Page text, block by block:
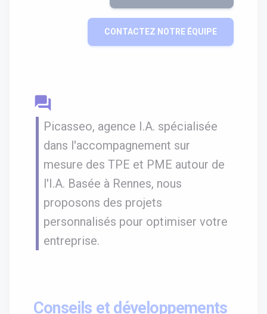
CONTACTEZ NOTRE ÉQUIPE
question_answer
Picasseo, agence I.A. spécialisée
dans l'accompagnement sur
mesure des TPE et PME autour de
l'I.A. Basée à Rennes, nous
proposons des projets
personnalisés pour optimiser votre
entreprise.
Conseils et développements